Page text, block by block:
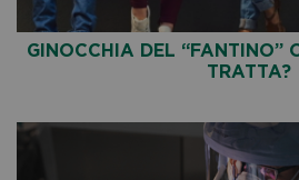
GINOCCHIA DEL “FANTINO”
TRATTA?